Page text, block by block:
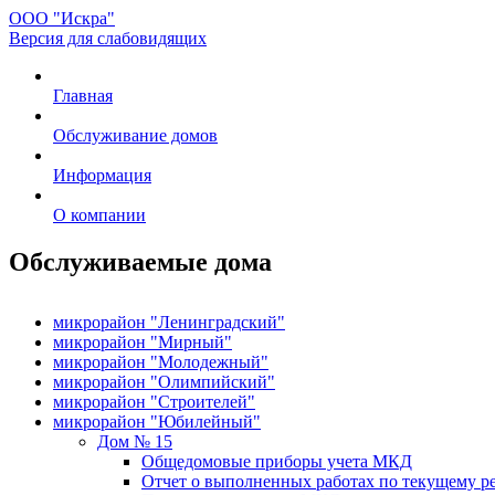
ООО "Искра"
Версия для слабовидящих
Главная
Обслуживание домов
Информация
О компании
Обслуживаемые дома
микрорайон "Ленинградский"
микрорайон "Мирный"
микрорайон "Молодежный"
микрорайон "Олимпийский"
микрорайон "Строителей"
микрорайон "Юбилейный"
Дом № 15
Общедомовые приборы учета МКД
Отчет о выполненных работах по текущему